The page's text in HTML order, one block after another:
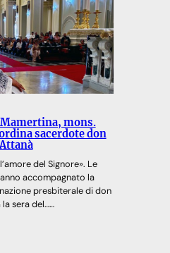
mons.
sacerdote don
del Signore». Le
accompagnato la
presbiterale di don
sera del……